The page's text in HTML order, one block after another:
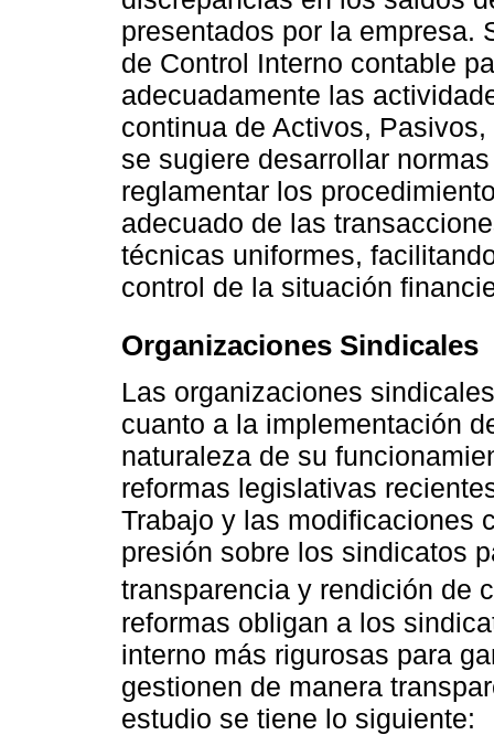
presentados por la empresa.
de Control Interno contable
adecuadamente las
continua de Activos,
se sugiere desarrollar
reglamentar los
adecuado de las
técnicas uniformes,
control de la situación
Organizaciones Sindicales
Las organizaciones
cuanto a la implementación
naturaleza de su
reformas legislativas
Trabajo y las modificaciones
presión sobre los sindicatos
transparencia y rendición de
reformas obligan a los
interno más rigurosas para
gestionen de manera
estudio se tiene lo siguiente: